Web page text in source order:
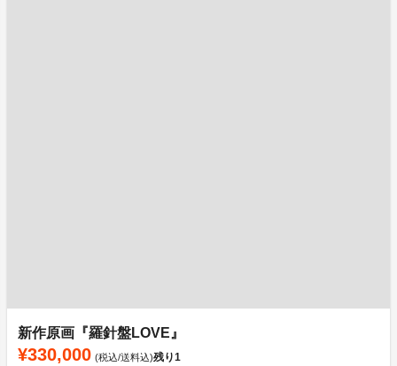
新作原画『羅針盤LOVE』
¥330,000 (税込/送料込)残り1